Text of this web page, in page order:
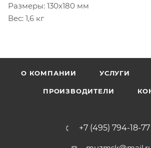
Размеры: 130х180 мм
Вес: 1,6 кг
О КОМПАНИИ УСЛУГИ
ПРОИЗВОДИТЕЛИ
+7 (495) 794-18-77